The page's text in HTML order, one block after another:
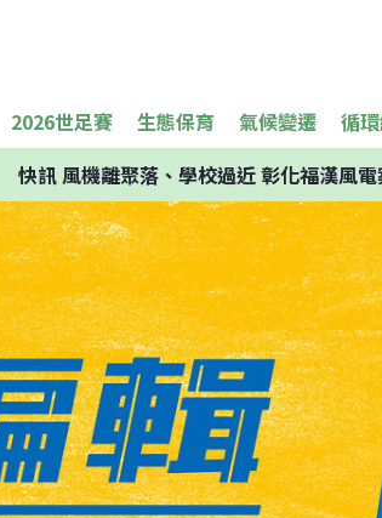
2026世足賽 生態保育 氣候變遷 循
快訊風機離聚落、學校過近 彰化福漢風